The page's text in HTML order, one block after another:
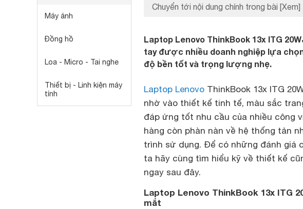
Máy ảnh
Đồng hồ
Loa - Micro - Tai nghe
Thiết bị - Linh kiện máy
tính
Chuyển tới nội dung chính trong bài [Xem]
Laptop Lenovo ThinkBook 13x ITG
tay được nhiều doanh nghiệp lựa
độ bền tốt và trọng lượng nhẹ.
Laptop Lenovo ThinkBook 13x ITG
nhờ vào thiết kế tinh tế, màu sắc
đáp ứng tốt nhu cầu của nhiều công
hàng còn phàn nàn về hệ thống tản
trình sử dụng. Để có những đánh giá
ta hãy cùng tìm hiểu kỹ về thiết kế
ngay sau đây.
Laptop Lenovo ThinkBook 13x ITG
mắt